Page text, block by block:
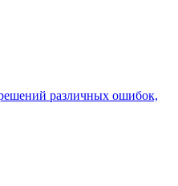
различных ошибок,